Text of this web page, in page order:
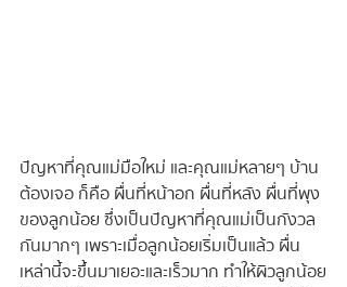
ปัญหาที่คุณแม่มือใหม่ และคุณแม่หลายๆ บ้าน
ต้องเจอ ก็คือ ผื่นที่หน้าอก ผื่นที่หลัง ผื่นที่พุง
ของลูกน้อย ซึ่งเป็นปัญหาที่คุณแม่เป็นกังวล
กันมากๆ เพราะเมื่อลูกน้อยเริ่มเป็นแล้ว ผื่น
เหล่านี้จะขึ้นมาเยอะและเร็วมาก ทำให้ผิวลูกน้อย